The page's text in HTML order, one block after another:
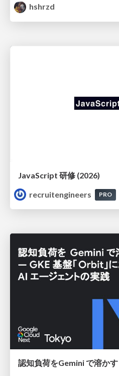
hshrzd
JavaScript 研修 (2026)
recruitengineers
PRO